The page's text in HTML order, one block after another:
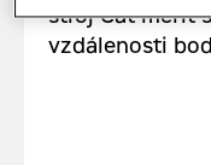
stroj Cat měřit
vzdálenosti